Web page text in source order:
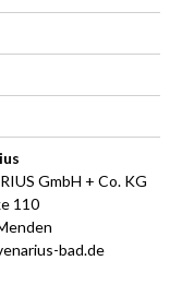
GmbH + Co. KG
110
bad.de